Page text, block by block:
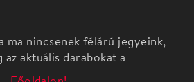
Fehér és Matisse